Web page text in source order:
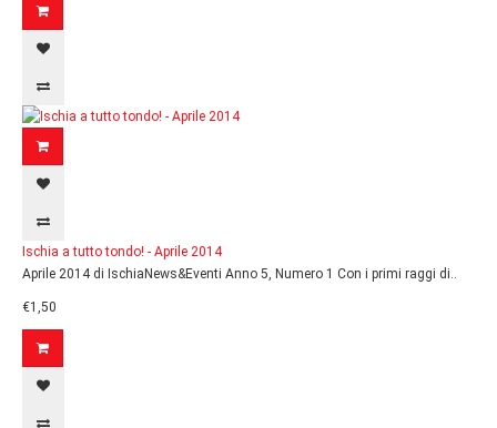
Ischia a tutto tondo! - Aprile 2014
Aprile 2014 di IschiaNews&Eventi Anno 5, Numero 1 Con i primi raggi di..
€1,50